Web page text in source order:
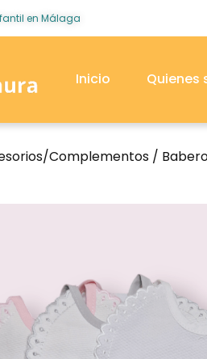
en Málaga
Inicio Quienes
Complementos /